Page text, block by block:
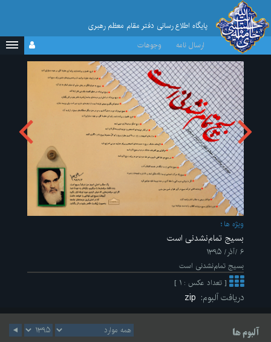
پایگاه اطلاع رسانی دفتر مقام معظم رهبری
ارسال نامه
وجوهات
ویژه ها
بسیج تمام‌نشدنی است
۶ /آذر/ ۱۳۹۵
بسیج تمام‌نشدنی است
[ تعداد عکس : ۱ ]
دریافت آلبوم:
آلبوم ها